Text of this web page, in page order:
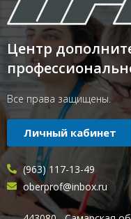
Центр
Все права защищены.
Личный кабинет
(963) 117-13-49
oberprof@inbox.ru